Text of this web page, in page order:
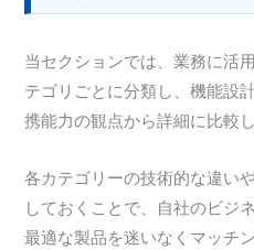
当セクションでは、業務に活
テゴリごとに分類し、機能設
携能力の観点から詳細に比較し
各カテゴリーの技術的な違い
しておくことで、自社のビジ
最適な製品を迷いなくマッチ